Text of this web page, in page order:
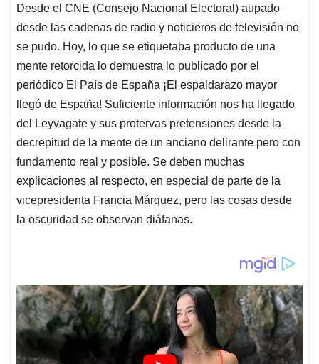
Desde el CNE (Consejo Nacional Electoral) aupado
desde las cadenas de radio y noticieros de televisión no
se pudo. Hoy, lo que se etiquetaba producto de una
mente retorcida lo demuestra lo publicado por el
periódico El País de España ¡El espaldarazo mayor
llegó de España! Suficiente información nos ha llegado
del Leyvagate y sus protervas pretensiones desde la
decrepitud de la mente de un anciano delirante pero con
fundamento real y posible. Se deben muchas
explicaciones al respecto, en especial de parte de la
vicepresidenta Francia Márquez, pero las cosas desde
la oscuridad se observan diáfanas.